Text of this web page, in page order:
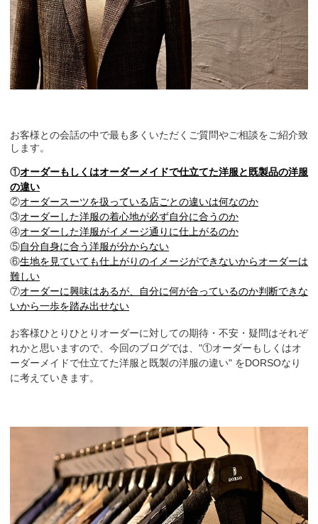
お客様との会話の中で最も多くいただくご質問やご相談をご紹介致
します。
①オーダーもしくはオーダーメイドで仕立てた洋服と既製品の洋服
の違い
②オーダースーツを扱っている店ごとの違いは何なのか
③オーダーした洋服の着心地が必ず自分に合うのか
④オーダーした洋服がイメージ通りに仕上がるのか
⑤自分自身に合う洋服が分からない
⑥生地を見ていても仕上がりのイメージができないからオーダーは
難しい
⑦オーダーに興味はあるが、自分に何が合っているのか判断できな
いから一歩を踏み出せない
お客様ひとりひとりオーダーに対しての期待・不安・疑問はそれぞ
れかと思いますので、今回のブログでは、"①オーダーもしくはオ
ーダーメイドで仕立てた洋服と既製の洋服の違い" をDORSOなり
に考えていきます。